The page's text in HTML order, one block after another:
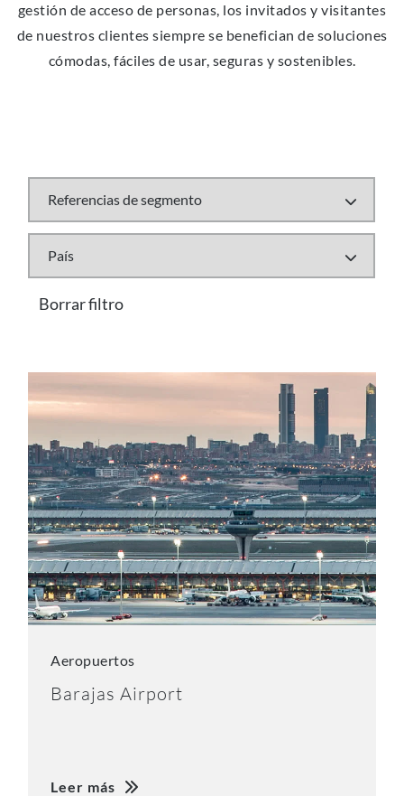
gestión de acceso de personas, los invitados y visitantes
de nuestros clientes siempre se benefician de soluciones
cómodas, fáciles de usar, seguras y sostenibles.
Borrar filtro
Aeropuertos
Barajas Airport
Leer más